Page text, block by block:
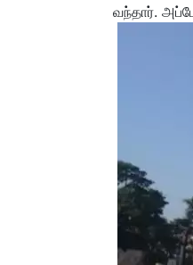
வந்தார்.